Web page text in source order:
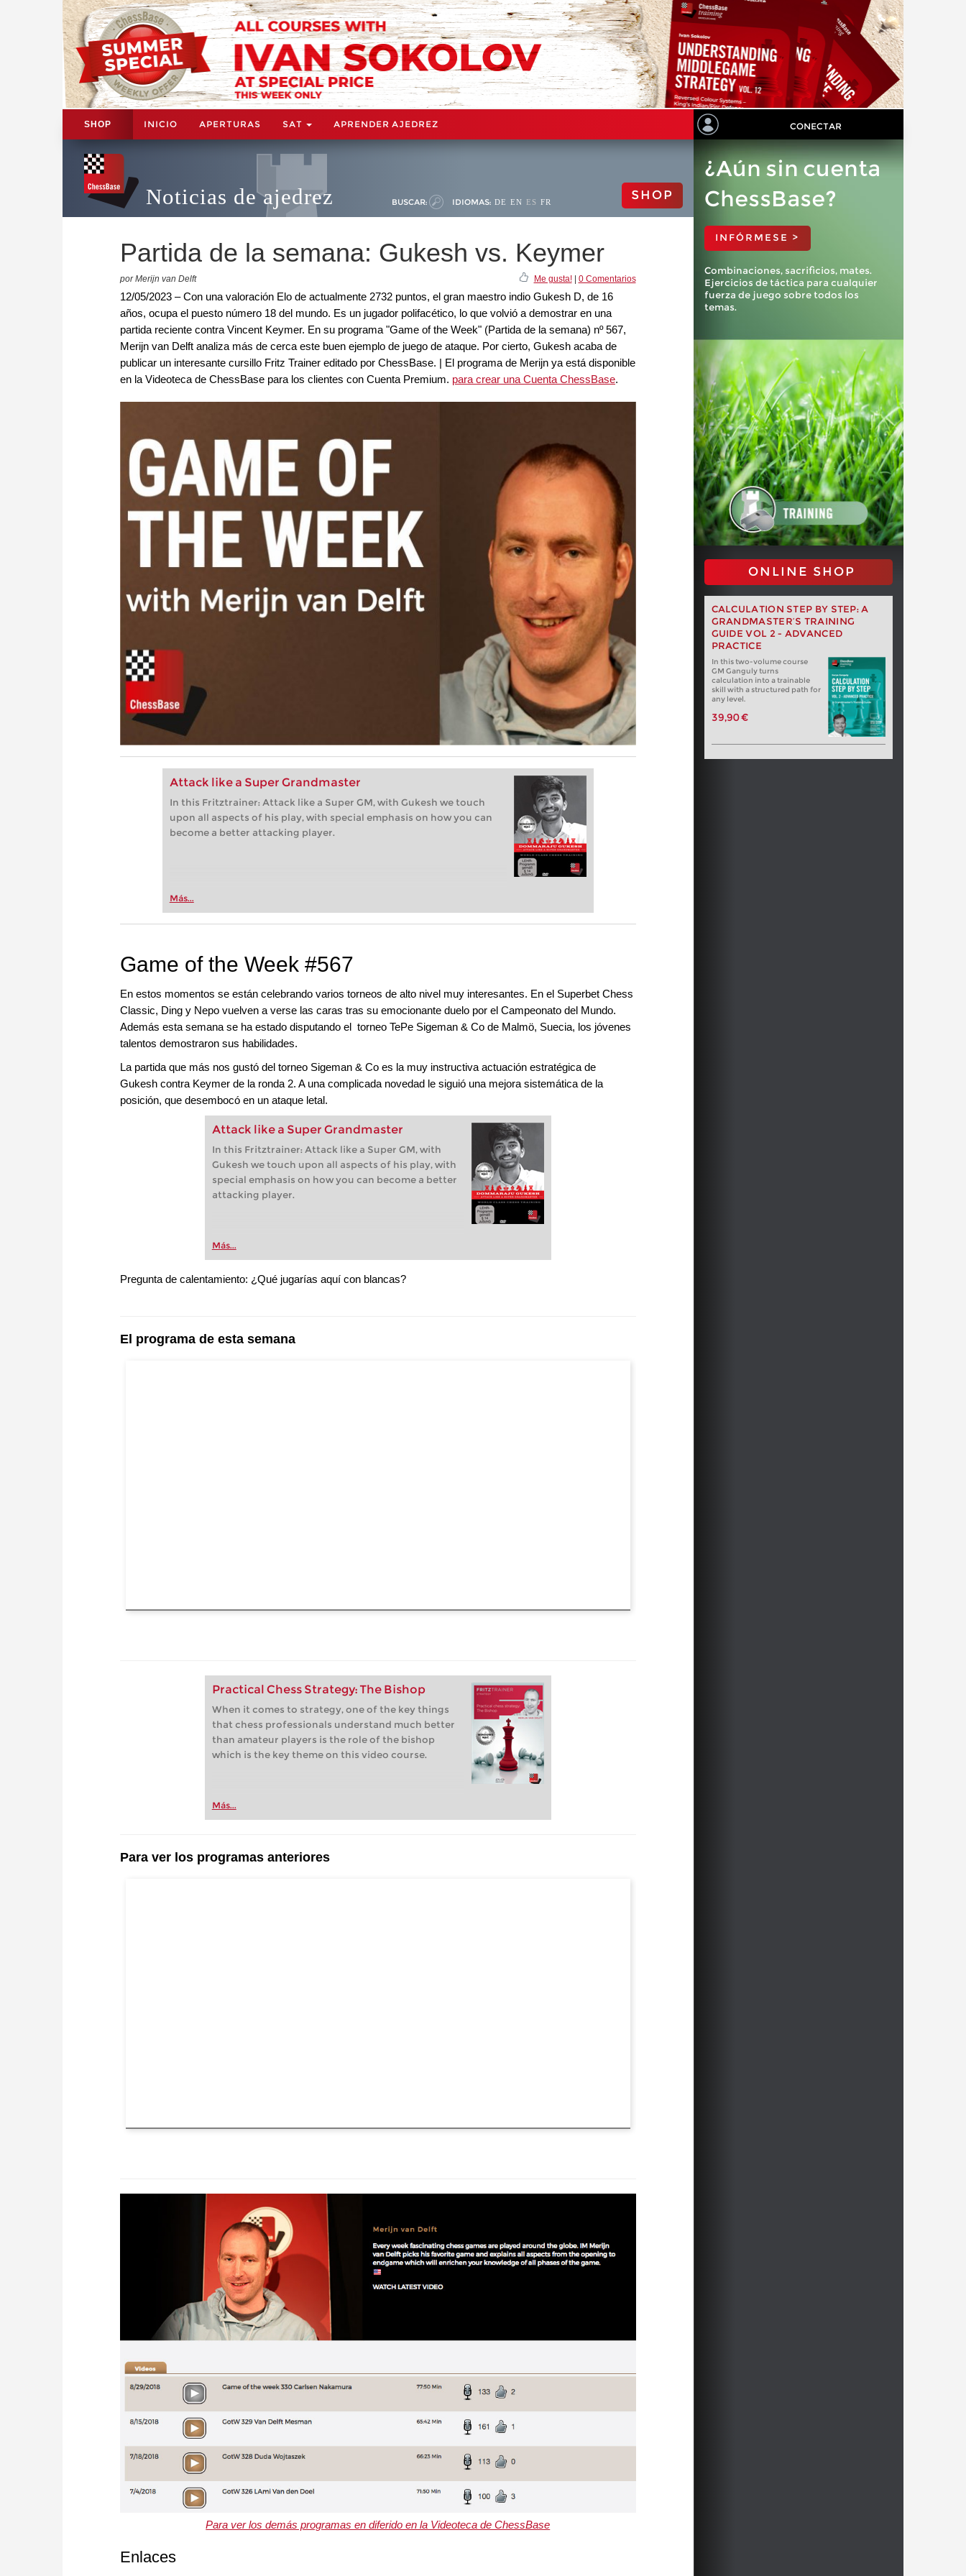
SHOP INICIO APERTURAS SAT APRENDER AJEDREZ CONECTAR
Noticias de ajedrez BUSCAR: IDIOMAS: DE EN ES FR SHOP
Partida de la semana: Gukesh vs. Keymer
por Merijn van Delft Me gusta!| 0 Comentarios
12/05/2023 – Con una valoración Elo de actualmente 2732 puntos, el gran maestro indio Gukesh D, de 16
años, ocupa el puesto número 18 del mundo. Es un jugador polifacético, lo que volvió a demostrar en una
partida reciente contra Vincent Keymer. En su programa "Game of the Week" (Partida de la semana) nº 567,
Merijn van Delft analiza más de cerca este buen ejemplo de juego de ataque. Por cierto, Gukesh acaba de
publicar un interesante cursillo Fritz Trainer editado por ChessBase. | El programa de Merijn ya está disponible
en la Videoteca de ChessBase para los clientes con Cuenta Premium. para crear una Cuenta ChessBase.
Attack like a Super Grandmaster
In this Fritztrainer: Attack like a Super GM, with Gukesh we touch
upon all aspects of his play, with special emphasis on how you can
become a better attacking player.
Más...
¿Aún sin cuenta
ChessBase?
INFÓRMESE >
Combinaciones, sacrificios, mates.
Ejercicios de táctica para cualquier
fuerza de juego sobre todos los
temas.
ONLINE SHOP
CALCULATION STEP BY STEP: A
GRANDMASTER’S TRAINING
GUIDE VOL 2 - ADVANCED
PRACTICE
In this two-volume course
GM Ganguly turns
calculation into a trainable
skill with a structured path for
any level.
39,90 €
Game of the Week #567
En estos momentos se están celebrando varios torneos de alto nivel muy interesantes. En el Superbet Chess
Classic, Ding y Nepo vuelven a verse las caras tras su emocionante duelo por el Campeonato del Mundo.
Además esta semana se ha estado disputando el torneo TePe Sigeman & Co de Malmö, Suecia, los jóvenes
talentos demostraron sus habilidades.
La partida que más nos gustó del torneo Sigeman & Co es la muy instructiva actuación estratégica de
Gukesh contra Keymer de la ronda 2. A una complicada novedad le siguió una mejora sistemática de la
posición, que desembocó en un ataque letal.
Attack like a Super Grandmaster
In this Fritztrainer: Attack like a Super GM, with
Gukesh we touch upon all aspects of his play, with
special emphasis on how you can become a better
attacking player.
Más...
Pregunta de calentamiento: ¿Qué jugarías aquí con blancas?
El programa de esta semana
Practical Chess Strategy: The Bishop
When it comes to strategy, one of the key things
that chess professionals understand much better
than amateur players is the role of the bishop
which is the key theme on this video course.
Más...
Para ver los programas anteriores
Para ver los demás programas en diferido en la Videoteca de ChessBase
Enlaces